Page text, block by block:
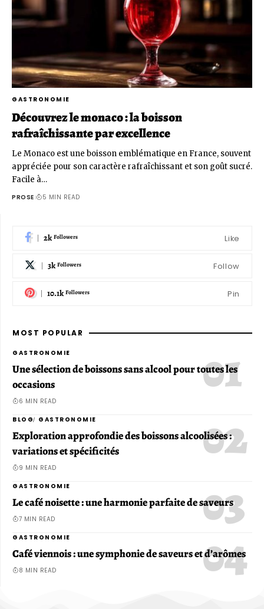
GASTRONOMIE
Découvrez le monaco : la boisson
rafraîchissante par excellence
Le Monaco est une boisson emblématique en France, souvent
appréciée pour son caractère rafraîchissant et son goût sucré.
Facile à…
PROSE 5 MIN READ
2k Followers Like
3k Followers Follow
10.1k Followers Pin
MOST POPULAR
GASTRONOMIE
Une sélection de boissons sans alcool pour toutes les
occasions
6 MIN READ
BLOG GASTRONOMIE
Exploration approfondie des boissons alcoolisées :
variations et spécificités
9 MIN READ
GASTRONOMIE
Le café noisette : une harmonie parfaite de saveurs
7 MIN READ
GASTRONOMIE
Café viennois : une symphonie de saveurs et d’arômes
8 MIN READ